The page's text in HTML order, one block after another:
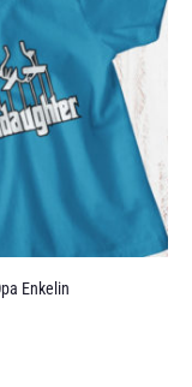
Enkelin